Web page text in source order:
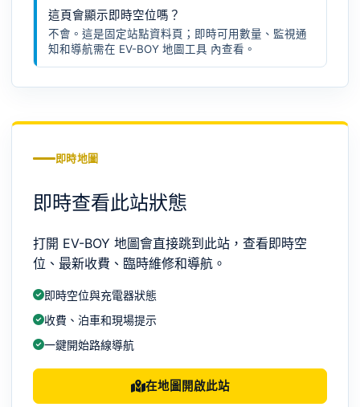
這頁會顯示即時空位嗎？
不會。這是固定站點資料頁；即時可用數量、監視通
知和導航需在 EV-BOY 地圖工具 內查看。
即時地圖
即時查看此站狀態
打開 EV-BOY 地圖會直接跳到此站，查看即時空
位、最新收費、臨時維修和導航。
即時空位與充電器狀態
收費、泊車和現場提示
一鍵開始路線導航
在地圖開啟此站